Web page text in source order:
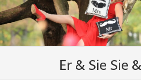
Er & Sie Sie